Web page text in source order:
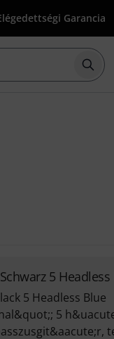
Garancia
5
5 Headless Blue
5